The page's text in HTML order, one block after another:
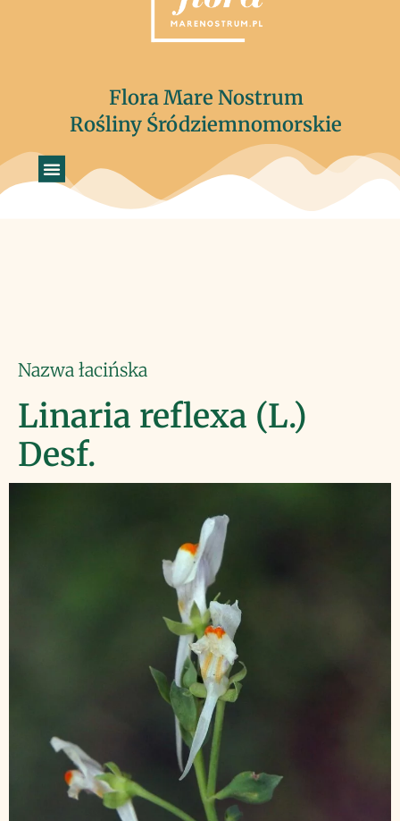
Flora Mare Nostrum
Rośliny Śródziemnomorskie
Nazwa łacińska
Linaria reflexa (L.)
Desf.